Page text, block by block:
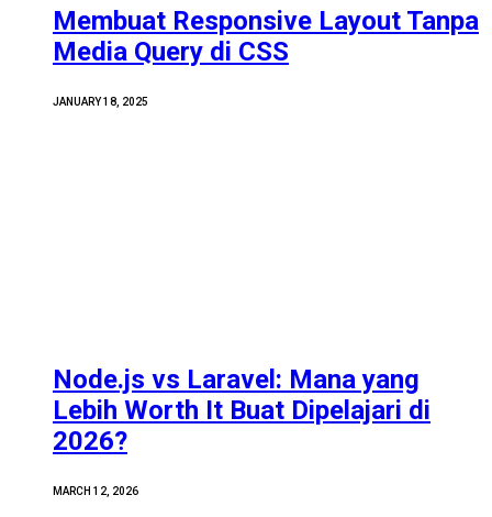
Membuat Responsive Layout Tanpa
Media Query di CSS
JANUARY 18, 2025
Node.js vs Laravel: Mana yang
Lebih Worth It Buat Dipelajari di
2026?
MARCH 12, 2026